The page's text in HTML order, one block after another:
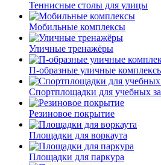
Теннисные столы для улицы
Мобильные комплексы
Уличные тренажёры
П-образные уличные
Спортплощадки для учебных
Резиновое покрытие
Площадки для воркаута
Площадки для паркура